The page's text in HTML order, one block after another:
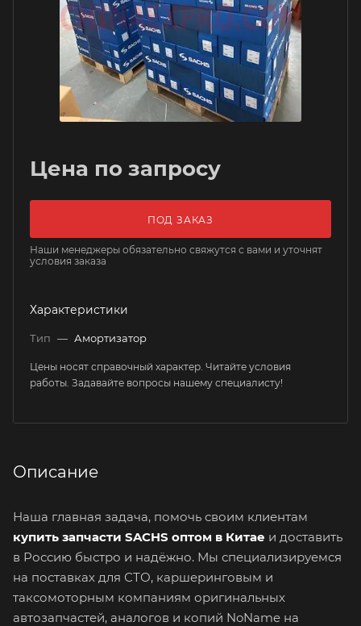
Цена по запросу
ПОД ЗАКАЗ
Наши менеджеры обязательно свяжутся с вами и уточнят
условия заказа
Характеристики
Тип — Амортизатор
Цены носят справочный характер. Читайте условия
работы. Задавайте вопросы нашему специалисту!
Описание
Наша главная задача, помочь своим клиентам
купить запчасти SACHS оптом в Китае и доставить
в Россию быстро и надёжно. Мы специализируемся
на поставках для СТО, каршеринговым и
таксомоторным компаниям оригинальных
автозапчастей, аналогов и копий NoName на